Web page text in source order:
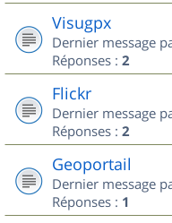
Visugpx
Dernier message
Réponses : 2
Flickr
Dernier message
Réponses : 2
Geoportail
Dernier message
Réponses : 1